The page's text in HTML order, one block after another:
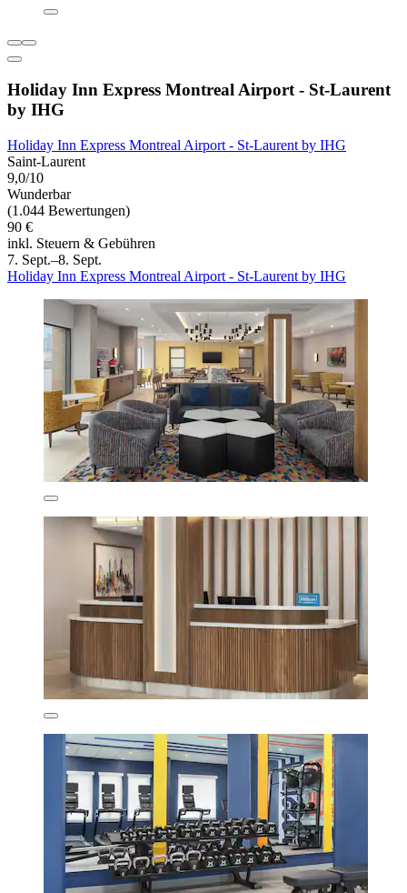
Holiday Inn Express Montreal Airport - St-Laurent
by IHG
Holiday Inn Express Montreal Airport - St-Laurent by IHG
Saint-Laurent
9,0/10
Wunderbar
(1.044 Bewertungen)
90 €
inkl. Steuern & Gebühren
7. Sept.–8. Sept.
Holiday Inn Express Montreal Airport - St-Laurent by IHG